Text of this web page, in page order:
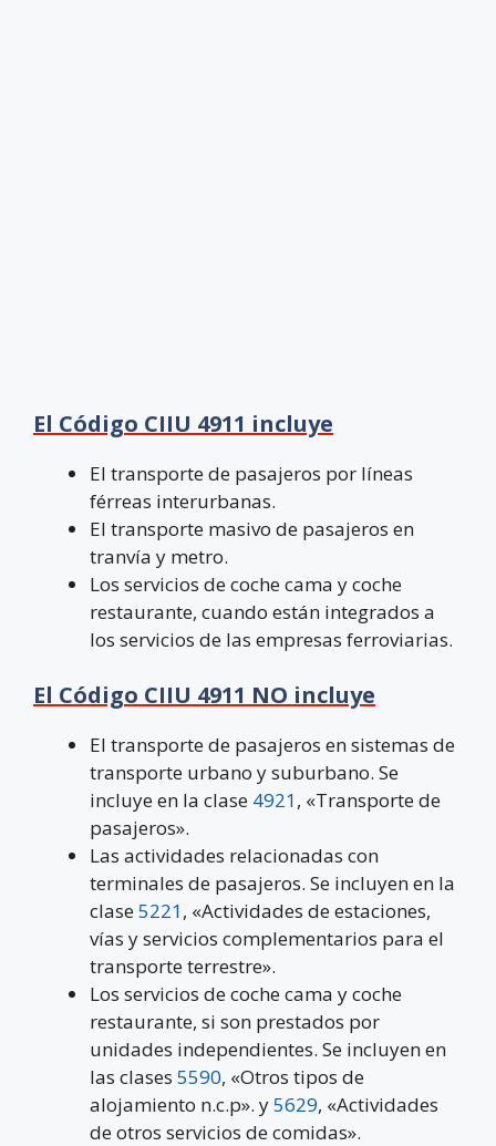
El Código CIIU 4911 incluye
El transporte de pasajeros por líneas
férreas interurbanas.
El transporte masivo de pasajeros en
tranvía y metro.
Los servicios de coche cama y coche
restaurante, cuando están integrados a
los servicios de las empresas ferroviarias.
El Código CIIU 4911 NO incluye
El transporte de pasajeros en sistemas de
transporte urbano y suburbano. Se
incluye en la clase 4921, «Transporte de
pasajeros».
Las actividades relacionadas con
terminales de pasajeros. Se incluyen en la
clase5221, «Actividades de estaciones,
vías y servicios complementarios para el
transporte terrestre».
Los servicios de coche cama y coche
restaurante, si son prestados por
unidades independientes. Se incluyen en
las clases 5590, «Otros tipos de
alojamiento n.c.p». y5629, «Actividades
de otros servicios de comidas».